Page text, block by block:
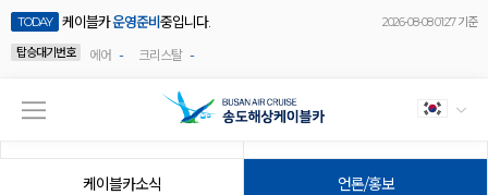
TODAY 케이블카운영준비 중입니다.
2026-08-08 01:27 기준
탑승대기번호
에어 - 크리스탈 -
케이블카소식 언론/홍보